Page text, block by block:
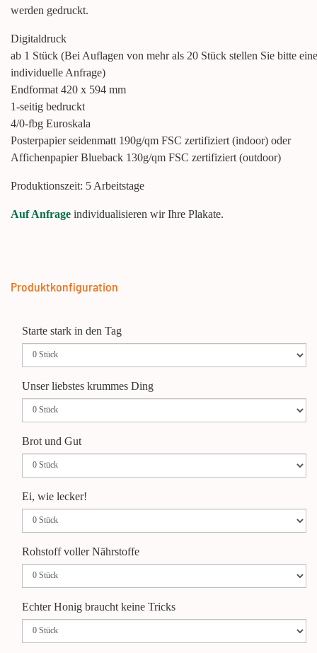
werden gedruckt.
Digitaldruck
ab 1 Stück (Bei Auflagen von mehr als 20 Stück stellen Sie bitte eine
individuelle Anfrage)
Endformat 420 x 594 mm
1-seitig bedruckt
4/0-fbg Euroskala
Posterpapier seidenmatt 190g/qm FSC zertifiziert (indoor) oder
Affichenpapier Blueback 130g/qm FSC zertifiziert (outdoor)
Produktionszeit: 5 Arbeitstage
Auf Anfrage individualisieren wir Ihre Plakate.
Produktkonfiguration
Starte stark in den Tag
Unser liebstes krummes Ding
Brot und Gut
Ei, wie lecker!
Rohstoff voller Nährstoffe
Echter Honig braucht keine Tricks